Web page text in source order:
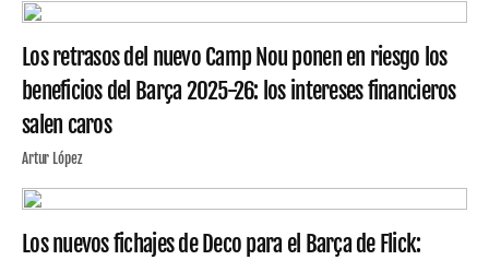
Los retrasos del nuevo Camp Nou ponen en riesgo los
beneficios del Barça 2025-26: los intereses financieros
salen caros
Artur López
Los nuevos fichajes de Deco para el Barça de Flick: